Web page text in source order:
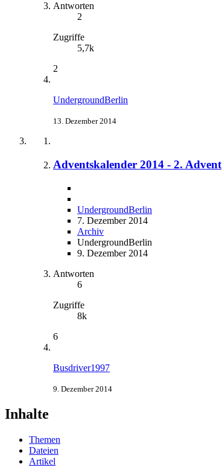
Antworten
2
Zugriffe
5,7k
2
UndergroundBerlin
13. Dezember 2014
Adventskalender 2014 - 2. Advent
UndergroundBerlin
7. Dezember 2014
Archiv
UndergroundBerlin
9. Dezember 2014
Antworten
6
Zugriffe
8k
6
Busdriver1997
9. Dezember 2014
Inhalte
Themen
Dateien
Artikel